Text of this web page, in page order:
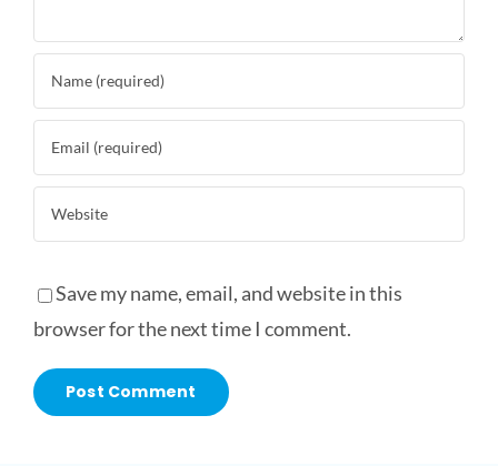
Save my name, email, and website in this
browser for the next time I comment.